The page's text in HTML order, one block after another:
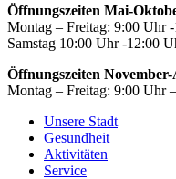
Öffnungszeiten Mai-
Montag – Freitag: 9:00 Uhr
Samstag 10:00 Uhr -12:00
Öffnungszeiten
Montag – Freitag: 9:00 Uhr
Unsere Stadt
Gesundheit
Aktivitäten
Service